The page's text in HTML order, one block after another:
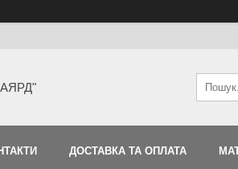
ДОСТАВКА ТА ОПЛАТА